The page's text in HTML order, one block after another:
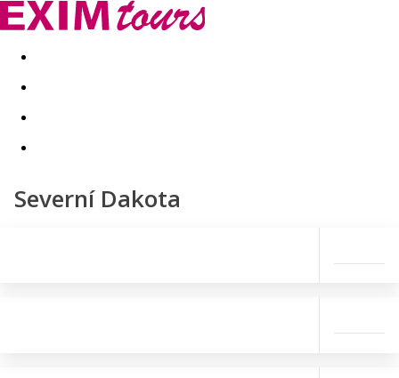
Akční nabídky Last minute
Severní Dakota